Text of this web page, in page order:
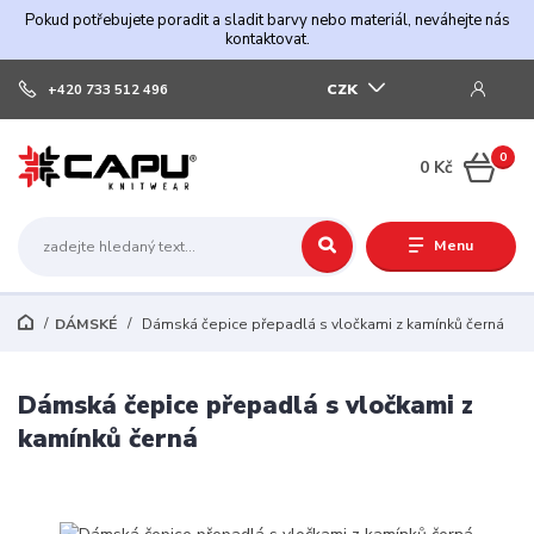
Pokud potřebujete poradit a sladit barvy nebo materiál, neváhejte nás
kontaktovat.
Menu
CZK
+420 733 512 496
0
0 Kč
DÁMSKÉ Dámská čepice přepadlá s vločkami z kamínků černá
Dámská čepice přepadlá s vločkami z
kamínků černá